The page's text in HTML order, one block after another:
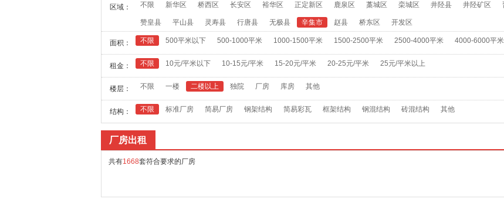
区域： 不限 新华区 桥西区 长安区 裕华区 正定新区 鹿泉区 藁城区 栾城区 井陉县 井陉矿区
赞皇县 平山县 灵寿县 行唐县 无极县 辛集市 赵县 桥东区 开发区
面积： 不限 500平米以下 500-1000平米 1000-1500平米 1500-2500平米 2500-4000平米 4000-6000平米
租金： 不限 10元/平米以下 10-15元/平米 15-20元/平米 20-25元/平米 25元/平米以上
楼层： 不限 一楼 二楼以上 独院 厂房 库房 其他
结构： 不限 标准厂房 简易厂房 钢架结构 简易彩瓦 框架结构 钢混结构 砖混结构 其他
厂房出租
共有1668套符合要求的厂房